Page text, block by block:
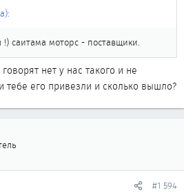
!) саитама моторс - поставщики.
нет у нас такого и не
тебе его привезли и сколько вышло?
#1 594